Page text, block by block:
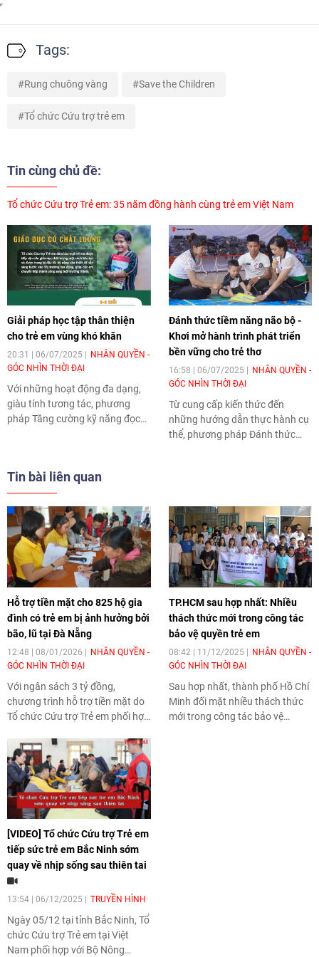
Tags:
Rung chuông vàng Save the Children
Tổ chức Cứu trợ trẻ em
Tin cùng chủ đề:
Tổ chức Cứu trợ Trẻ em: 35 năm đồng hành cùng trẻ em Việt Nam
Giải pháp học tập thân thiện
cho trẻ em vùng khó khăn
20:31 | 06/07/2025
NHÂN QUYỀN -
GÓC NHÌN THỜI ĐẠI
Với những hoạt động đa dạng,
giàu tính tương tác, phương
pháp Tăng cường kỹ năng đọc
giờ học trở nên sinh động, dễ
hiểu hơn. Nhờ đó, trẻ em ở các
khu vực nông thôn, vùng sâu,
vùng xa có thêm cơ hội tiếp cận
tri thức, làm chủ tương lai.
Đánh thức tiềm năng não bộ -
Khơi mở hành trình phát triển
bền vững cho trẻ thơ
16:58 | 06/07/2025
NHÂN QUYỀN -
GÓC NHÌN THỜI ĐẠI
Từ cung cấp kiến thức đến
những hướng dẫn thực hành cụ
thể, phương pháp Đánh thức
thông qua nhiều hoạt động đa
dạng như tập huấn, câu lạc bộ,
hội thảo…. Với cách tiếp cận bao
trùm, phương pháp này mang
đến cho trẻ nhỏ từ 0 – 3 tuổi cơ
hội được nuôi dưỡng và giáo
dục toàn diện, đặt nền móng
vững chắc cho sự phát triển của
trẻ trong tương lai.
Tin bài liên quan
Hỗ trợ tiền mặt cho 825 hộ gia
đình có trẻ em bị ảnh hưởng bởi
bão, lũ tại Đà Nẵng
12:48 | 08/01/2026
NHÂN QUYỀN -
GÓC NHÌN THỜI ĐẠI
Với ngân sách 3 tỷ đồng,
chương trình hỗ trợ tiền mặt do
Tổ chức Cứu trợ Trẻ em phối hợp
Nẵng và Đại sứ quán Úc tại Việt
Nam triển khai sẽ giúp 825 hộ
gia đình có trẻ em bị thiệt hại bởi
bão, lũ năm 2025 sớm ổn định
cuộc sống, đáp ứng các nhu cầu
thiết yếu sau thiên tai.
TP.HCM sau hợp nhất: Nhiều
thách thức mới trong công tác
bảo vệ quyền trẻ em
08:42 | 11/12/2025
NHÂN QUYỀN -
GÓC NHÌN THỜI ĐẠI
Sau hợp nhất, thành phố Hồ Chí
Minh đối mặt nhiều thách thức
mới trong công tác bảo vệ
[VIDEO] Tổ chức Cứu trợ Trẻ em
tiếp sức trẻ em Bắc Ninh sớm
quay về nhịp sống sau thiên tai
13:54 | 06/12/2025 TRUYỀN HÌNH
Ngày 05/12 tại tỉnh Bắc Ninh, Tổ
chức Cứu trợ Trẻ em tại Việt
Nam phối hợp với Bộ Nông